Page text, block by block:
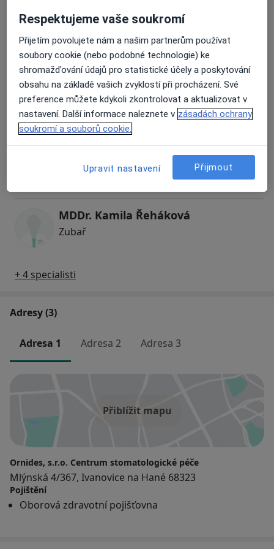
Zubař
4 názory
MDDr. Zuzana Lengyelová
Zubař
4 názory
Zubař
MDDr. Kamila Řeháková
Zubař
+ 4 specialisti
Adresy (3)
Adresa 1 Adresa 2 Adresa 3
Přiblížit mapu
Ornides, s.r.o. Centrum stomatologické péče
Mlýnská 4/367, Ivanovice na Hané 68323
Pojištění
Oborová zdravotní pojišťovna
Respektujeme vaše soukromí
Přijetím povolujete nám a našim partnerům používat
soubory cookie (nebo podobné technologie) ke
shromažďování údajů pro statistické účely a poskytování
obsahu na základě vašich zvyklostí při procházení. Své
preference můžete kdykoli zkontrolovat a aktualizovat v
nastavení. Další informace naleznete v zásadách ochrany
soukromí a souborů cookie.
Upravit nastavení Přijmout